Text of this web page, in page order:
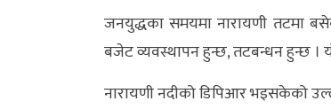
जनयुद्धका समयमा नारायणी तटमा
बजेट व्यवस्थापन हुन्छ, तटबन्धन हुन्छ ।
नारायणी नदीको डिपिआर भइसकेको